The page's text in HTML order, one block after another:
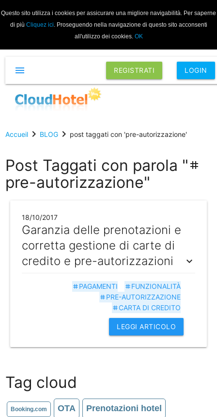
Questo sito utilizza i cookies per assicurare una migliore navigabilità. Per saperne
di più Cliquez ici. Proseguendo nella navigazione di questo sito acconsenti
all'utilizzo dei cookies. OK
REGISTRATI LOGIN
menu
Accueilchevron_right BLOGchevron_right post taggati con 'pre-autorizzazione'
Post Taggati con parola " tag
pre-autorizzazione"
18/10/2017
Garanzia delle prenotazioni e
corretta gestione di carte di
credito e pre-autorizzazioni
expand_more
tag FUNZIONALITÀ
tag PAGAMENTI
tag PRE-AUTORIZZAZIONE
tag CARTA DI CREDITO
LEGGI ARTICOLO
Tag cloud
Booking.com OTA Prenotazioni hotel